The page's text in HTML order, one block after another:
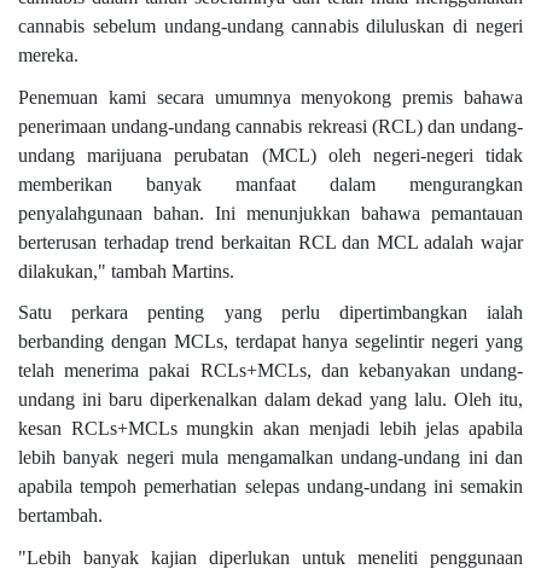
cannabis sebelum undang-undang cannabis diluluskan di negeri
mereka.
Penemuan kami secara umumnya menyokong premis bahawa
penerimaan undang-undang cannabis rekreasi (RCL) dan undang-
undang marijuana perubatan (MCL) oleh negeri-negeri tidak
memberikan banyak manfaat dalam mengurangkan
penyalahgunaan bahan. Ini menunjukkan bahawa pemantauan
berterusan terhadap trend berkaitan RCL dan MCL adalah wajar
dilakukan," tambah Martins.
Satu perkara penting yang perlu dipertimbangkan ialah
berbanding dengan MCLs, terdapat hanya segelintir negeri yang
telah menerima pakai RCLs+MCLs, dan kebanyakan undang-
undang ini baru diperkenalkan dalam dekad yang lalu. Oleh itu,
kesan RCLs+MCLs mungkin akan menjadi lebih jelas apabila
lebih banyak negeri mula mengamalkan undang-undang ini dan
apabila tempoh pemerhatian selepas undang-undang ini semakin
bertambah.
"Lebih banyak kajian diperlukan untuk meneliti penggunaan